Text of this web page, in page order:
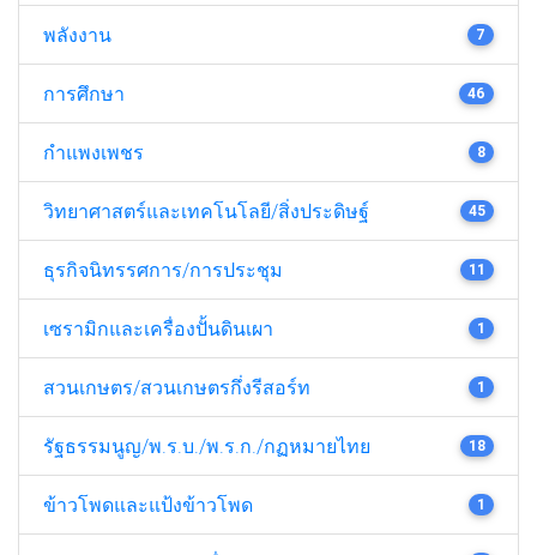
พลังงาน 7
การศึกษา 46
กำแพงเพชร 8
วิทยาศาสตร์และเทคโนโลยี/สิ่งประดิษฐ์ 45
ธุรกิจนิทรรศการ/การประชุม 11
เซรามิกและเครื่องปั้นดินเผา 1
สวนเกษตร/สวนเกษตรกึ่งรีสอร์ท 1
รัฐธรรมนูญ/พ.ร.บ./พ.ร.ก./กฏหมายไทย 18
ข้าวโพดและแป้งข้าวโพด 1